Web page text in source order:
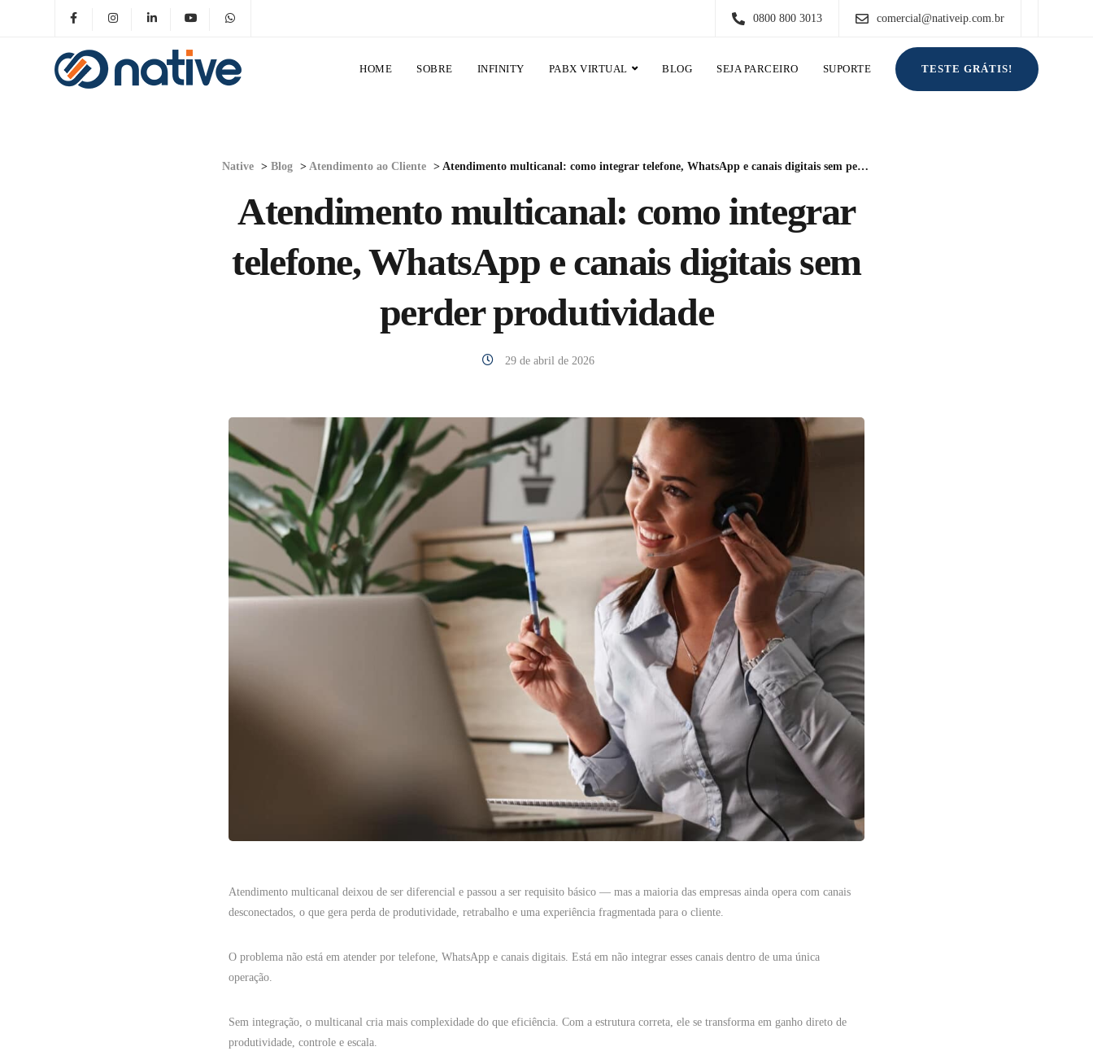
0800 800 3013 comercial@nativeip.com.br
HOME SOBRE INFINITY PABX VIRTUAL BLOG SEJA PARCEIRO SUPORTE TESTE GRÁTIS!
Native > Blog > Atendimento ao Cliente > Atendimento multicanal: como integrar telefone, WhatsApp e canais digitais sem perder produtividade
Atendimento multicanal: como integrar
telefone, WhatsApp e canais digitais sem
perder produtividade
29 de abril de 2026
Atendimento multicanal deixou de ser diferencial e passou a ser requisito básico — mas a maioria das empresas ainda opera com canais
desconectados, o que gera perda de produtividade, retrabalho e uma experiência fragmentada para o cliente.
O problema não está em atender por telefone, WhatsApp e canais digitais. Está em não integrar esses canais dentro de uma única
operação.
Sem integração, o multicanal cria mais complexidade do que eficiência. Com a estrutura correta, ele se transforma em ganho direto de
produtividade, controle e escala.